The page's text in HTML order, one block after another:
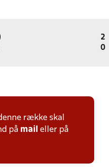
2
0
række skal
på mail eller på